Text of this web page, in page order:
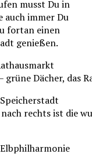
musst Du in
auch immer Du
fortan einen
genießen.
Dächer, das
rechts ist die